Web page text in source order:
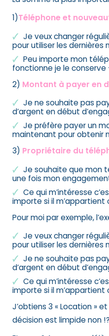
1)Téléphone et
Je veux changer
pour utiliser les dernières
Peu importe mon
fonctionne je le conserve
2) Montant à payer en
Je ne souhaite pas
d’argent en début
Je préfère payer un
maintenant pour obtenir
3) Propriétaire du
Je souhaite que mon
une fois mon
Ce qui m’intéresse
importe si il m’appartient
Pour moi par exemple,
Je veux changer
pour utiliser les dernières
Je ne souhaite pas
d’argent en début
Ce qui m’intéresse
importe si il m’appartient
J’obtiens 3 « Location »
décision est limpide non !?